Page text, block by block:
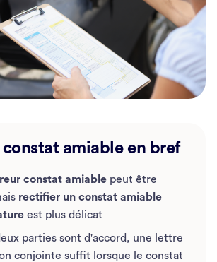
constat amiable en bref
constat amiable peut être
rectifier un constat amiable
est plus délicat
parties sont d'accord, une lettre
conjointe suffit lorsque le constat